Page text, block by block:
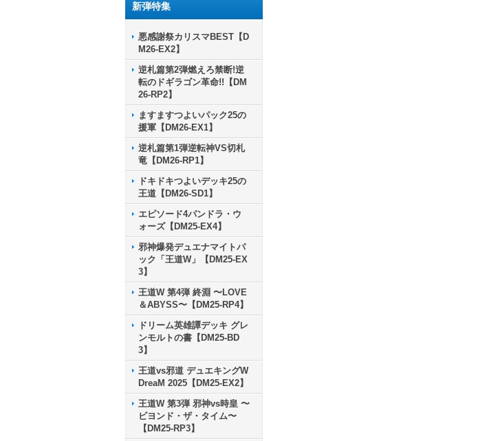
新弾特集
悪感謝祭カリスマBEST【D
M26-EX2】
逆札篇第2弾燃えろ禁断!逆
転のドギラゴン革命!!【DM
26-RP2】
ますますつよいパック25の
援軍【DM26-EX1】
逆札篇第1弾逆転神VS切札
竜【DM26-RP1】
ドキドキつよいデッキ25の
王道【DM26-SD1】
エピソード4パンドラ・ウ
ォーズ【DM25-EX4】
邪神爆発デュエナマイトパ
ック「王道W」【DM25-EX
3】
王道W 第4弾 終淵 〜LOVE
＆ABYSS〜【DM25-RP4】
ドリーム英雄譚デッキ グレ
ンモルトの書【DM25-BD
3】
王道vs邪道 デュエキングW
DreaM 2025【DM25-EX2】
王道W 第3弾 邪神vs時皇 〜
ビヨンド・ザ・タイム〜
【DM25-RP3】